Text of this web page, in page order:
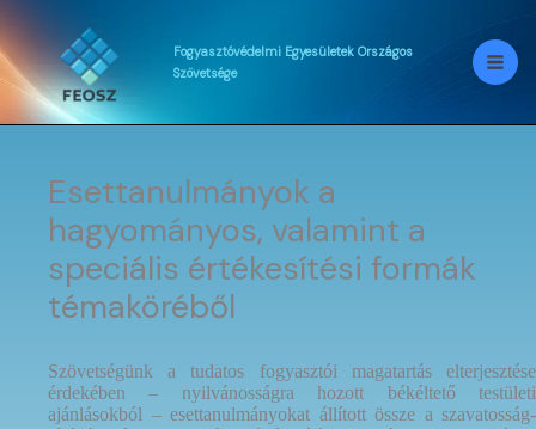
Skip
to
content
Fogyasztóvédelmi Egyesületek Országos
Szövetsége
Esettanulmányok a
hagyományos, valamint a
speciális értékesítési formák
témaköréből
Szövetségünk a tudatos fogyasztói magatartás elterjesztése
érdekében – nyilvánosságra hozott békéltető testületi
ajánlásokból – esettanulmányokat állított össze a szavatosság-